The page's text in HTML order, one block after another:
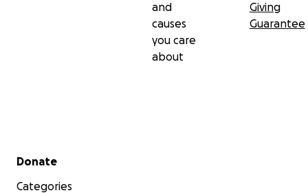
and
causes
you care
about
Giving
Guarantee
Secondary menu
Donate
Categories